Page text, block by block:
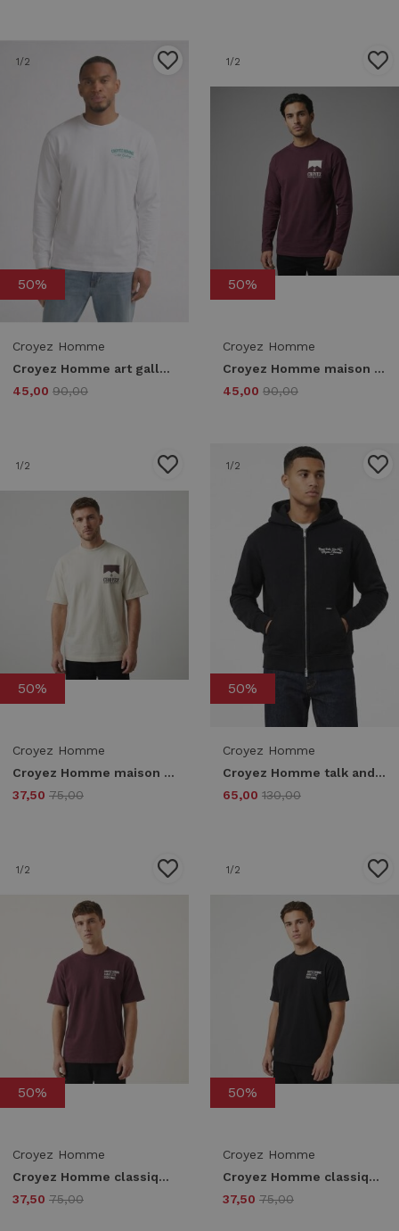
1/2
50%
Croyez Homme
Croyez Homme art gallery longsleeve cra30026055 Longsleeves 40001 white
45,00 90,00
1/2
50%
Croyez Homme
Croyez Homme maison fumes longsleeve cra20026013 Longsleeves 45004 burgundy
45,00 90,00
1/2
50%
Croyez Homme
Croyez Homme maison fumes t-shirt cra20026015 Print T-shirts 40002 off-white
37,50 75,00
1/2
50%
Croyez Homme
Croyez Homme talk and play zip hoodie crb20026001 Hoodies 49001 black
65,00 130,00
1/2
50%
Croyez Homme
Croyez Homme classique t-shirt crb20026011 Print T-shirts 45004 burgundy
37,50 75,00
1/2
50%
Croyez Homme
Croyez Homme classique t-shirt crb20026011 Print T-shirts 49001 black
37,50 75,00